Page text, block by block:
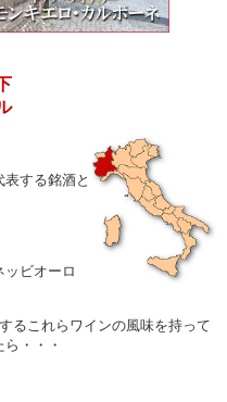
する銘酒と
ビオーロ
るこれらワインの風味を持って
・・・